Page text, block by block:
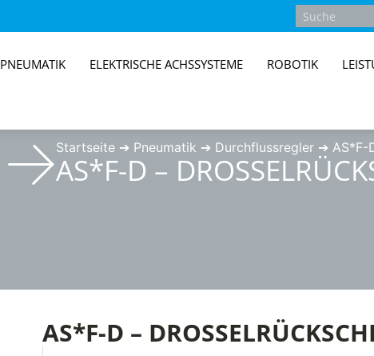
PNEUMATIK ELEKTRISCHE ACHSSYSTEME ROBOTIK
Startseite➔ Pneumatik ➔ Durchflussregler➔ AS*F-
AS*F-D –
AS*F-D –